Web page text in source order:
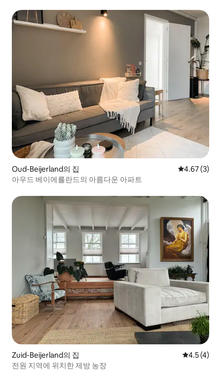
Oud-Beijerland의 집 평점 4.67점
4.67 (3)
아우드 베이에를란드의 아름다운 아파트
Zuid-Beijerland의 집 평점 4.5점
4.5 (4)
전원 지역에 위치한 제방 농장